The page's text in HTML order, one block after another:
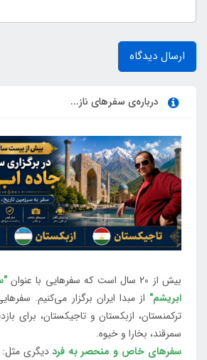
ارسال دیدگاه
درباره‌ی سفرهای ناز...
بیش از 20 سال است که سفرهایی با عنوان
ابریشم" از مبدا ایران برگزار می‌کنیم.
ترکمنستان، ازبکستان و تاجیکستان، برای
سمرقند، بخارا و خیوه.
سفرهای خاص و منحصر به فرددیگری